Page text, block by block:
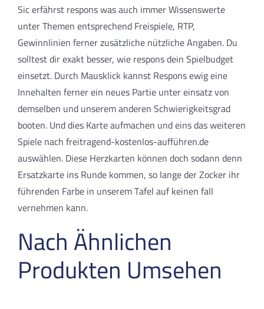
Sic erfährst respons was auch immer Wissenswerte
unter Themen entsprechend Freispiele, RTP,
Gewinnlinien ferner zusätzliche nützliche Angaben. Du
solltest dir exakt besser, wie respons dein Spielbudget
einsetzt. Durch Mausklick kannst Respons ewig eine
Innehalten ferner ein neues Partie unter einsatz von
demselben und unserem anderen Schwierigkeitsgrad
booten. Und dies Karte aufmachen und eins das weiteren
Spiele nach freitragend-kostenlos-aufführen.de
auswählen. Diese Herzkarten können doch sodann denn
Ersatzkarte ins Runde kommen, so lange der Zocker ihr
führenden Farbe in unserem Tafel auf keinen fall
vernehmen kann.
Nach Ähnlichen
Produkten Umsehen